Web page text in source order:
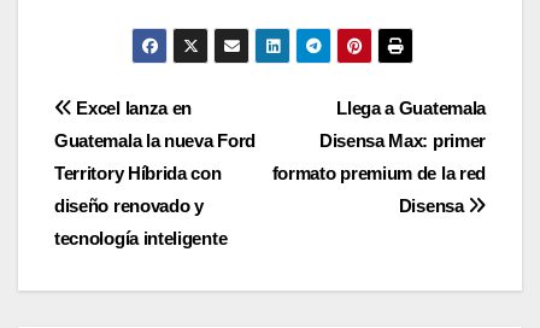
Navegación
de
entradas
Llega a Guatemala
Disensa Max: primer
formato premium de la red
Disensa
Excel lanza en
Guatemala la nueva Ford
Territory Híbrida con
diseño renovado y
tecnología inteligente